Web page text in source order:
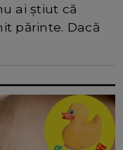
ai știut că
părinte. Dacă